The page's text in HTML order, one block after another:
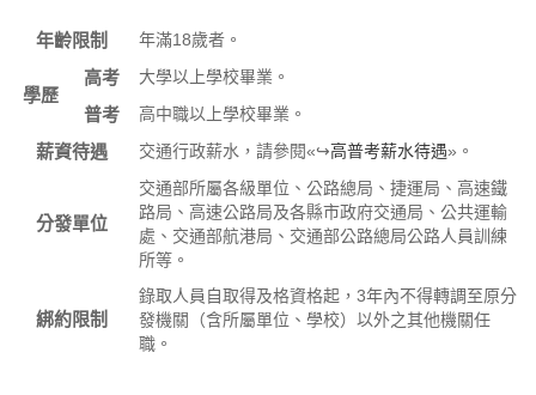
年齡限制 年滿18歲者。
學歷
高考 大學以上學校畢業。
普考 高中職以上學校畢業。
薪資待遇 交通行政薪水，請參閱«↪高普考薪水待遇»。
分發單位
交通部所屬各級單位、公路總局、捷運局、高速鐵
路局、高速公路局及各縣市政府交通局、公共運輸
處、交通部航港局、交通部公路總局公路人員訓練
所等。
綁約限制
錄取人員自取得及格資格起，3年內不得轉調至原分
發機關（含所屬單位、學校）以外之其他機關任
職。